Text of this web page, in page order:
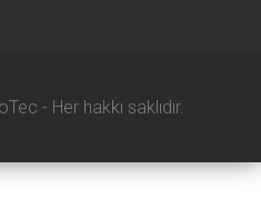
- Her hakkı saklıdır.